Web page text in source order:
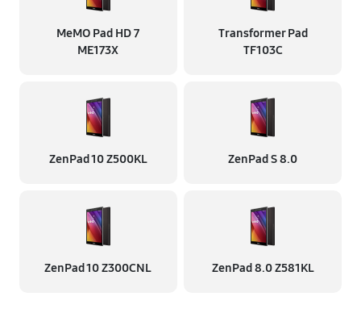
MeMO Pad HD 7
ME173X
Transformer Pad
TF103C
ZenPad 10 Z500KL ZenPad S 8.0
ZenPad 10 Z300CNL ZenPad 8.0 Z581KL